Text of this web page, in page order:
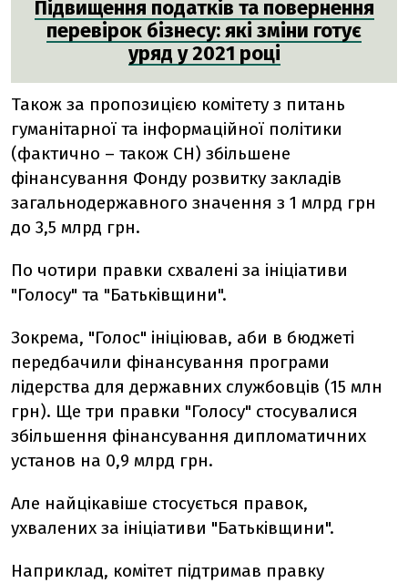
Підвищення податків та повернення
перевірок бізнесу: які зміни готує
уряд у 2021 році
Також за пропозицією комітету з питань
гуманітарної та інформаційної політики
(фактично – також СН) збільшене
фінансування Фонду розвитку закладів
загальнодержавного значення з 1 млрд грн
до 3,5 млрд грн.
По чотири правки схвалені за ініціативи
"Голосу" та "Батьківщини".
Зокрема, "Голос" ініціював, аби в бюджеті
передбачили фінансування програми
лідерства для державних службовців (15 млн
грн). Ще три правки "Голосу" стосувалися
збільшення фінансування дипломатичних
установ на 0,9 млрд грн.
Але найцікавіше стосується правок,
ухвалених за ініціативи "Батьківщини".
Наприклад, комітет підтримав правку